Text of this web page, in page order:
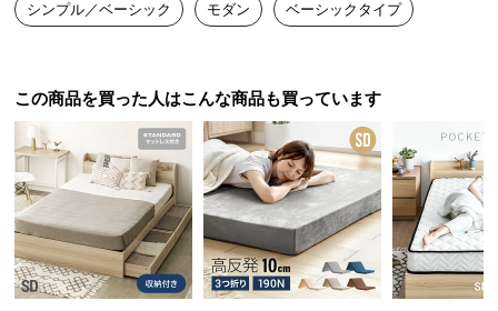
つ
開
梱
置
サ
ー
ビ
ませんでした！
シンプル／ベーシック モダン ベーシックタイプ
この商品を買った人はこんな商品も買っています